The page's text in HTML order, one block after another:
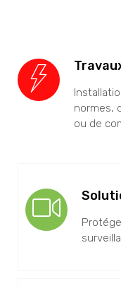
normes,
ou de